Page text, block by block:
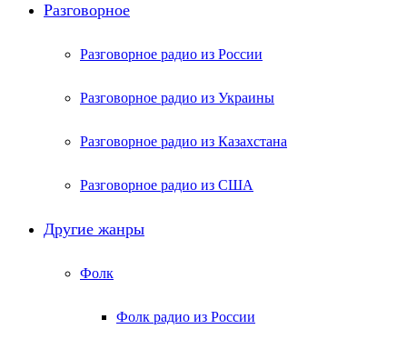
Разговорное
Разговорное радио из России
Разговорное радио из Украины
Разговорное радио из Казахстана
Разговорное радио из США
Другие жанры
Фолк
Фолк радио из России